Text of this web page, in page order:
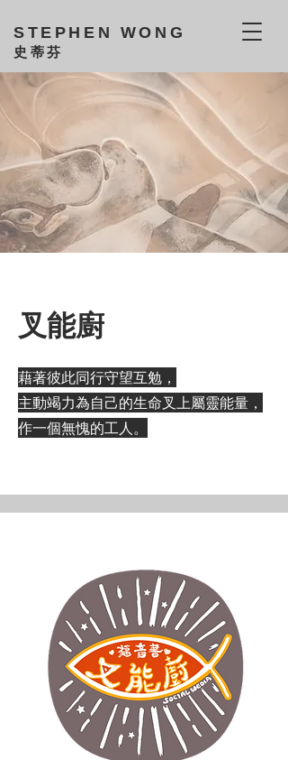
STEPHEN WONG
史蒂芬
叉能廚
藉著彼此同行守望互勉，
主動竭力為自己的生命叉上屬靈能量，
作一個無愧的工人。